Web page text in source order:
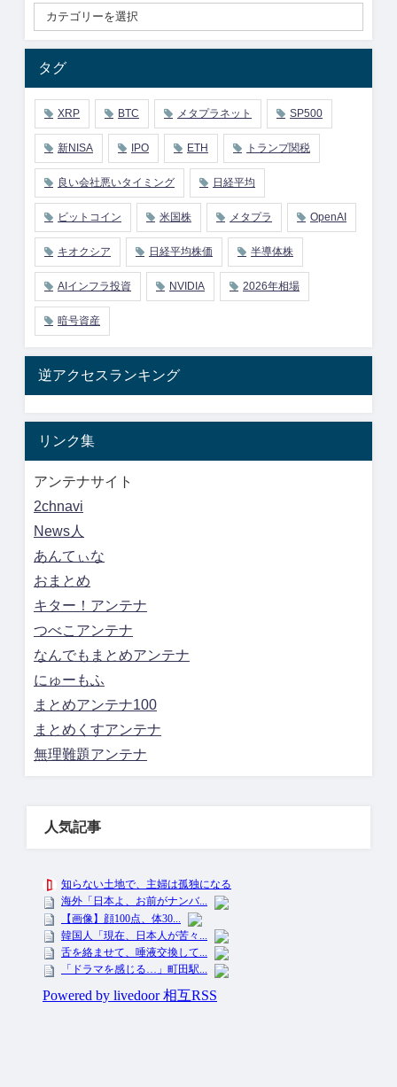
タグ
XRP BTC メタプラネット SP500
新NISA IPO ETH トランプ関税
良い会社悪いタイミング 日経平均
ビットコイン 米国株 メタプラ OpenAI
キオクシア 日経平均株価 半導体株
AIインフラ投資 NVIDIA 2026年相場
暗号資産
逆アクセスランキング
リンク集
アンテナサイト
2chnavi
News人
あんてぃな
おまとめ
キター！アンテナ
つべこアンテナ
なんでもまとめアンテナ
にゅーもふ
まとめアンテナ100
まとめくすアンテナ
無理難題アンテナ
人気記事